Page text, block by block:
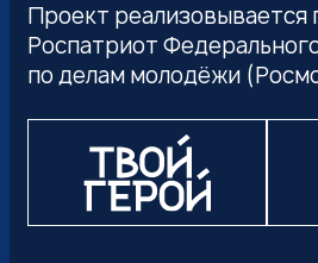
Проект реализовывается
Роспатриот
по делам молодёжи